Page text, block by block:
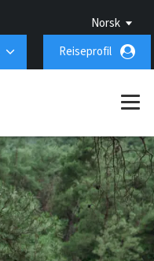
Norsk
Reiseprofil